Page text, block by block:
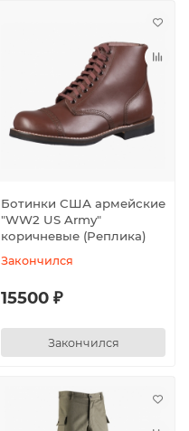
Ботинки США армейские
"WW2 US Army"
коричневые (Реплика)
Закончился
15500 ₽
Закончился